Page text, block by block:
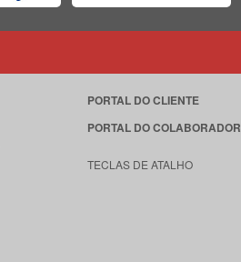
PORTAL DO CLIENTE
PORTAL DO COLABORADOR
TECLAS DE ATALHO